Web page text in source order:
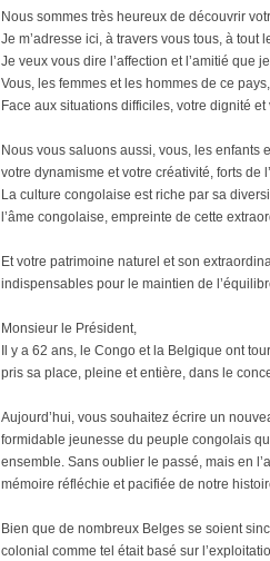
Nous sommes très heureux de découvrir
Je m’adresse ici, à travers vous tous, à tout
Je veux vous dire l’affection et l’amitié que
Vous, les femmes et les hommes de ce
Face aux situations difficiles, votre dignité
Nous vous saluons aussi, vous, les enfants
votre dynamisme et votre créativité, forts de
La culture congolaise est riche par sa
l’âme congolaise, empreinte de cette
Et votre patrimoine naturel et son
indispensables pour le maintien de
Monsieur le Président,
Il y a 62 ans, le Congo et la Belgique ont
pris sa place, pleine et entière, dans le
Aujourd’hui, vous souhaitez écrire un
formidable jeunesse du peuple congolais
ensemble. Sans oublier le passé, mais en
mémoire réfléchie et pacifiée de notre
Bien que de nombreux Belges se soient
colonial comme tel était basé sur